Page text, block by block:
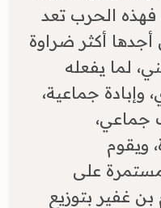
فهذه الحرب تعد
بعد نكبة 1948 بل أجدها أكثر ضراوة
لما يفعله
وإبادة جماعية،
جماعي،
ويقوم
على
غفير بتوزيع